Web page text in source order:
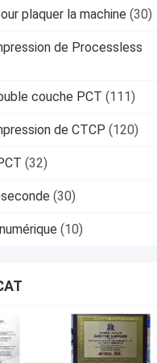
plaquer la machine (30)
de Processless
couche PCT (111)
de CTCP (120)
(32)
(30)
(10)